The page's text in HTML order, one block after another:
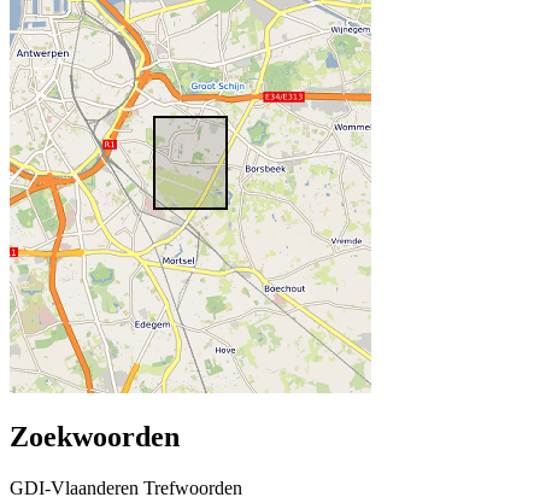
Zoekwoorden
GDI-Vlaanderen Trefwoorden